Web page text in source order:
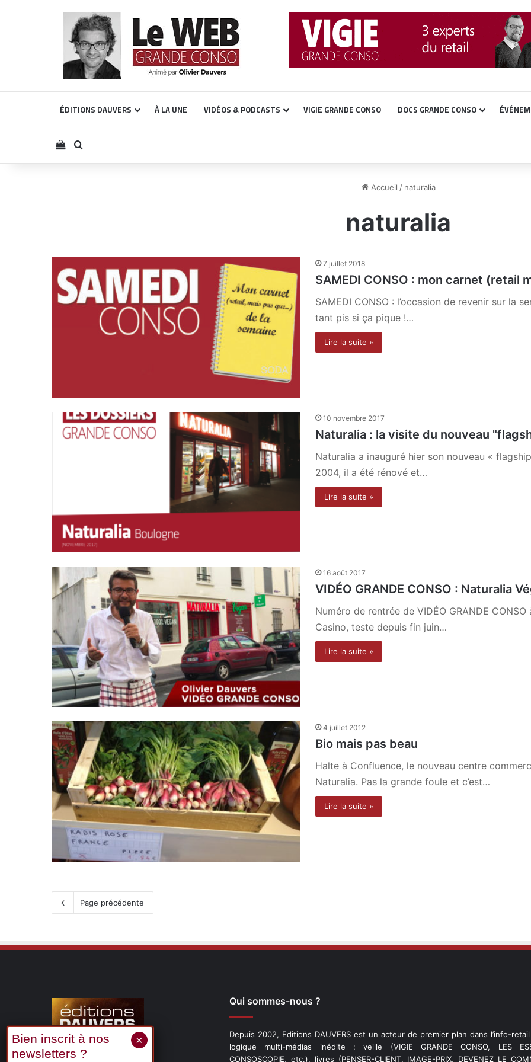
ÉDITIONS DAUVERS À LA UNE VIDÉOS & PODCASTS VIGIE GRANDE CONSO DOCS GRANDE CONSO
Voir votre panier
Rechercher
Accueil / naturalia
naturalia
7 juillet 2018
SAMEDI CONSO : mon carnet (retail
SAMEDI CONSO : l’occasion de revenir sur la
tant pis si ça pique !…
Lire la suite »
10 novembre 2017
Naturalia : la visite du nouveau
Naturalia a inauguré hier son nouveau «
2004, il a été rénové et…
Lire la suite »
16 août 2017
VIDÉO GRANDE CONSO : Naturalia
Numéro de rentrée de VIDÉO GRANDE
Casino, teste depuis fin juin…
Lire la suite »
4 juillet 2012
Bio mais pas beau
Halte à Confluence, le nouveau centre
Naturalia. Pas la grande foule et c’est…
Lire la suite »
Page précédente
Qui sommes-nous ?
Depuis 2002, Editions DAUVERS est un acteur de premier plan dans l’info-
logique multi-médias inédite : veille (VIGIE GRANDE CONSO, LES
CONSOSCOPIE, etc.), livres (PENSER-CLIENT, IMAGE-PRIX, DEVENEZ LE